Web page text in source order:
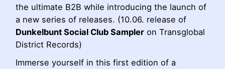
the ultimate B2B while introducing the launch of
a new series of releases. (10.06. release of
Dunkelbunt Social Club Sampler on Transglobal
District Records)
Immerse yourself in this first edition of a